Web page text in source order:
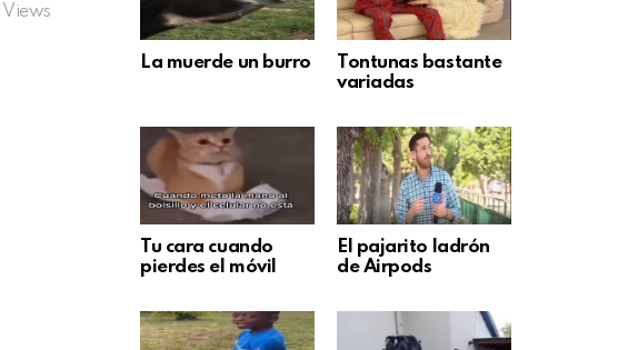
Views
La muerde un burro
Tontunas bastante
variadas
Tu cara cuando
pierdes el móvil
El pajarito ladrón
de Airpods